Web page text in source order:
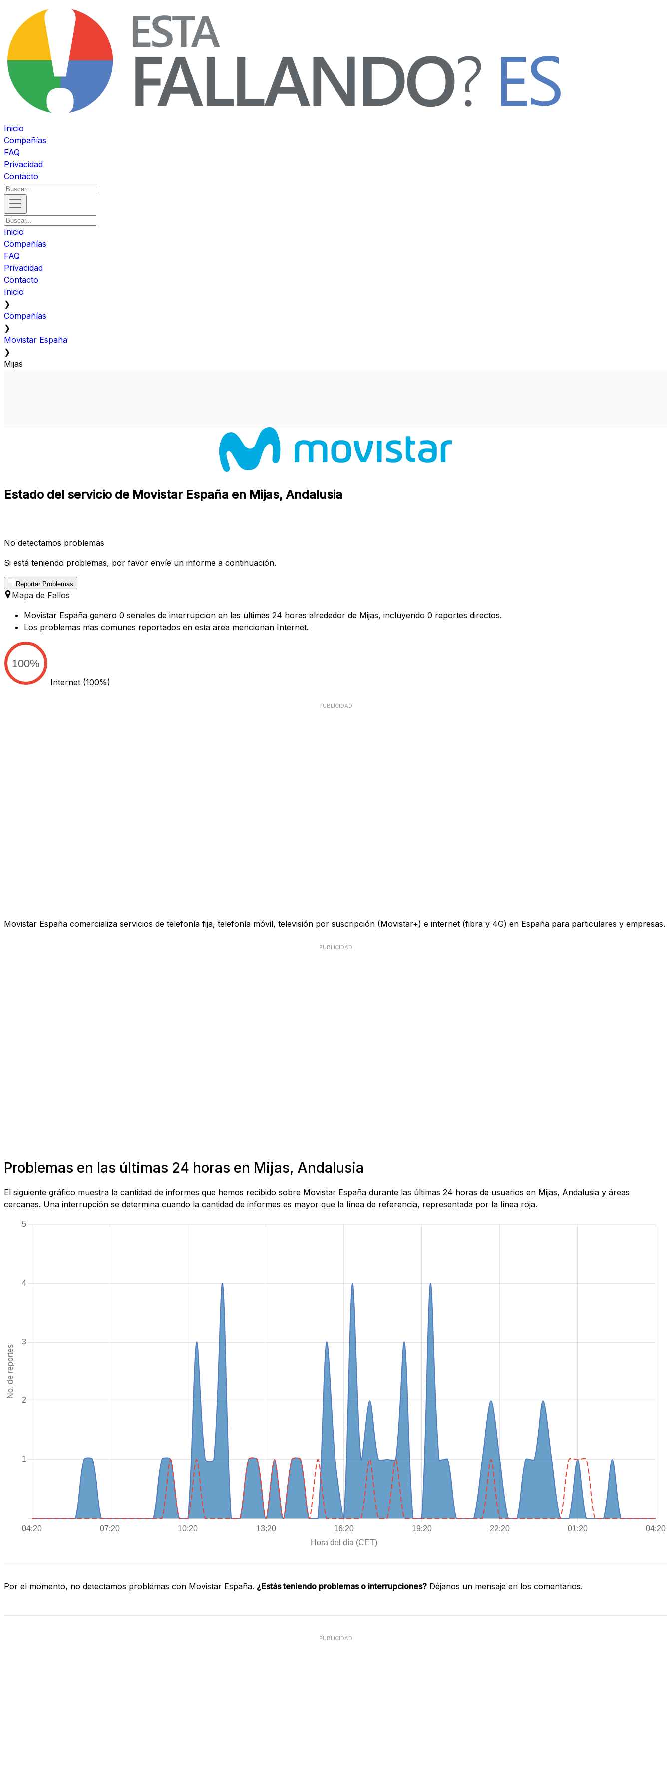
Inicio
Compañías
FAQ
Privacidad
Contacto
Inicio
Compañías
FAQ
Privacidad
Contacto
Inicio
❯
Compañías
❯
Movistar España
❯
Mijas
Estado del servicio de Movistar España en Mijas, Andalusia
No detectamos problemas
Si está teniendo problemas, por favor envíe un informe a continuación.
Reportar Problemas
Mapa de Fallos
Movistar España genero 0 senales de interrupcion en las ultimas 24 horas alrededor de Mijas, incluyendo 0 reportes directos.
Los problemas mas comunes reportados en esta area mencionan Internet.
100%
Internet (100%)
PUBLICIDAD
Movistar España comercializa servicios de telefonía fija, telefonía móvil, televisión por suscripción (Movistar+) e internet (fibra y 4G) en España para particulares y empresas.
PUBLICIDAD
Problemas en las últimas 24 horas en Mijas, Andalusia
El siguiente gráfico muestra la cantidad de informes que hemos recibido sobre Movistar España durante las últimas 24 horas de usuarios en Mijas, Andalusia y áreas
cercanas. Una interrupción se determina cuando la cantidad de informes es mayor que la línea de referencia, representada por la línea roja.
Por el momento, no detectamos problemas con Movistar España. ¿Estás teniendo problemas o interrupciones? Déjanos un mensaje en los comentarios.
PUBLICIDAD